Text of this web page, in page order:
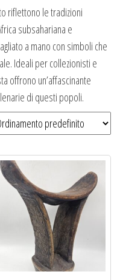
riflettono le tradizioni
subsahariana e
a mano con simboli che
Ideali per collezionisti e
offrono un’affascinante
di questi popoli.